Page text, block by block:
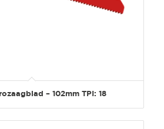
– 102mm TPI: 18